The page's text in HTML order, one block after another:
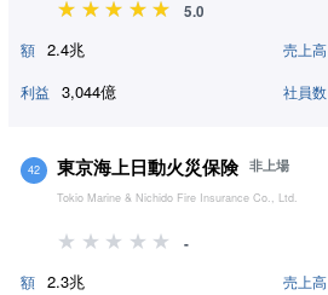
5.0
額 2.4兆 売上高
利益 3,044億 社員数
42 東京海上日動火災保険 非上場
Tokio Marine & Nichido Fire Insurance Co., Ltd.
-
額 2.3兆 売上高